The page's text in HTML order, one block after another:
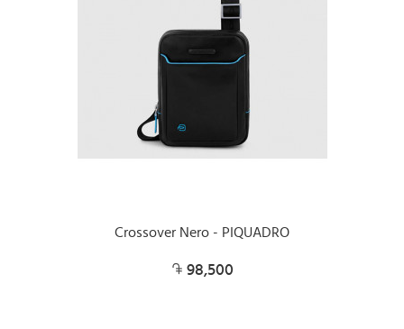
Crossover Nero - PIQUADRO
98,500